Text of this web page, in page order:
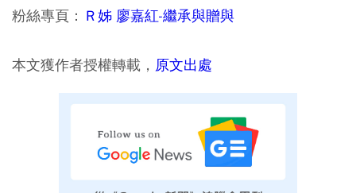
粉絲專頁： Ｒ姊 廖嘉紅-繼承與贈與
本文獲作者授權轉載， 原文出處